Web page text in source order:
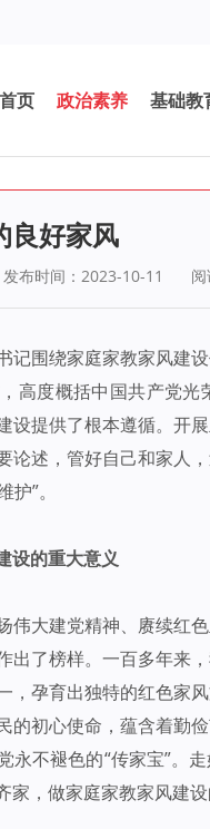
首页 政治素养 基础教
良好家风
发布时间：2023-10-11
记围绕家庭家教家风建
高度概括中国共产党
设提供了根本遵循。开
论述，管好自己和家人
”。
设的重大意义
伟大建党精神、赓续红
出了榜样。一百多年来
，孕育出独特的红色家
的初心使命，蕴含着勤
永不褪色的“传家宝”。
家，做家庭家教家风建